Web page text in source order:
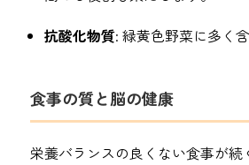
抗酸化物質: 緑黄色野菜に多く
食事の質と脳の健康
栄養バランスの良くない食事が